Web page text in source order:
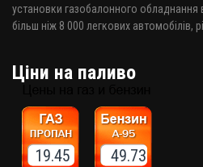
установки газобалонного обладнання
більш ніж 8 000 легкових автомобілів,
Ціни на паливо
19.45 49.73